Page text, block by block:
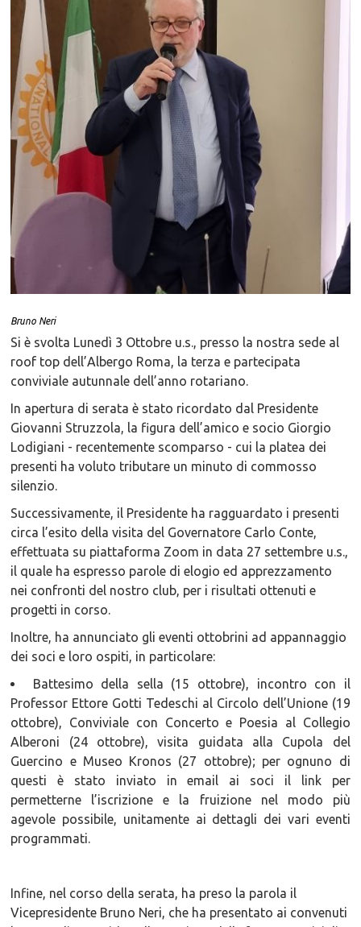
Bruno Neri
Si è svolta Lunedì 3 Ottobre u.s., presso la nostra sede al
roof top dell’Albergo Roma, la terza e partecipata
conviviale autunnale dell’anno rotariano.
In apertura di serata è stato ricordato dal Presidente
Giovanni Struzzola, la figura dell’amico e socio Giorgio
Lodigiani - recentemente scomparso - cui la platea dei
presenti ha voluto tributare un minuto di commosso
silenzio.
Successivamente, il Presidente ha ragguardato i presenti
circa l’esito della visita del Governatore Carlo Conte,
effettuata su piattaforma Zoom in data 27 settembre u.s.,
il quale ha espresso parole di elogio ed apprezzamento
nei confronti del nostro club, per i risultati ottenuti e
progetti in corso.
Inoltre, ha annunciato gli eventi ottobrini ad appannaggio
dei soci e loro ospiti, in particolare:
Battesimo della sella (15 ottobre), incontro con il
Professor Ettore Gotti Tedeschi al Circolo dell’Unione (19
ottobre), Conviviale con Concerto e Poesia al Collegio
Alberoni (24 ottobre), visita guidata alla Cupola del
Guercino e Museo Kronos (27 ottobre); per ognuno di
questi è stato inviato in email ai soci il link per
permetterne l’iscrizione e la fruizione nel modo più
agevole possibile, unitamente ai dettagli dei vari eventi
programmati.
Infine, nel corso della serata, ha preso la parola il
Vicepresidente Bruno Neri, che ha presentato ai convenuti